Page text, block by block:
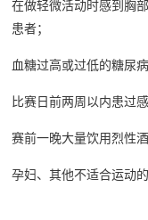
在做轻微活动时感到胸
患者；
血糖过高或过低的糖尿病
比赛日前两周以内患过
赛前一晚大量饮用烈性
孕妇、其他不适合运动的